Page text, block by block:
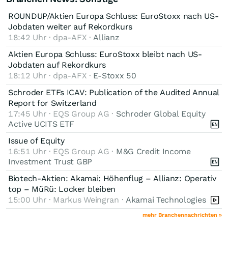
ROUNDUP/Aktien Europa Schluss: EuroStoxx nach US-
Jobdaten weiter auf Rekordkurs
18:42 Uhr · dpa-AFX · Allianz
Aktien Europa Schluss: EuroStoxx bleibt nach US-
Jobdaten auf Rekordkurs
18:12 Uhr · dpa-AFX · E-Stoxx 50
Schroder ETFs ICAV: Publication of the Audited Annual
Report for Switzerland
17:45 Uhr · EQS Group AG · Schroder Global Equity
Active UCITS ETF
Issue of Equity
16:51 Uhr · EQS Group AG · M&G Credit Income
Investment Trust GBP
Biotech-Aktien: Akamai: Höhenflug – Allianz: Operativ
top – MüRü: Locker bleiben
15:00 Uhr · Markus Weingran · Akamai Technologies
mehr Branchennachrichten »